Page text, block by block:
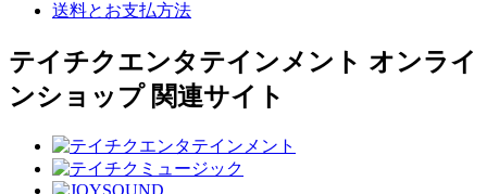
送料とお支払方法
テイチクエンタテインメント オンライ
ンショップ 関連サイト